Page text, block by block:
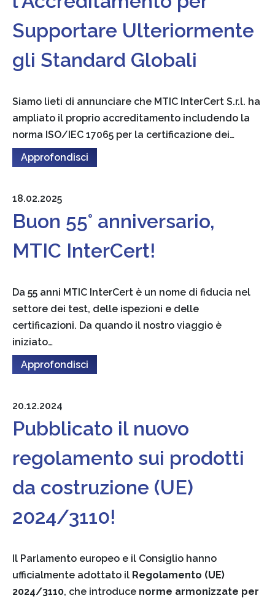
Supportare Ulteriormente
gli Standard Globali
Siamo lieti di annunciare che MTIC InterCert S.r.l. ha
ampliato il proprio accreditamento includendo la
norma ISO/IEC 17065 per la certificazione dei…
Approfondisci
18.02.2025
Buon 55° anniversario,
MTIC InterCert!
Da 55 anni MTIC InterCert è un nome di fiducia nel
settore dei test, delle ispezioni e delle
certificazioni. Da quando il nostro viaggio è
iniziato…
Approfondisci
20.12.2024
Pubblicato il nuovo
regolamento sui prodotti
da costruzione (UE)
2024/3110!
Il Parlamento europeo e il Consiglio hanno
ufficialmente adottato il Regolamento (UE)
2024/3110, che introduce norme armonizzate per